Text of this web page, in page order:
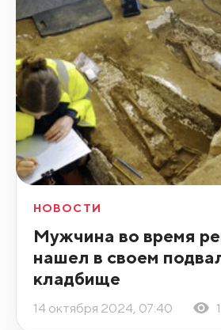
НОВОСТИ
Мужчина во время
нашел в своем
кладбище
14 октября 2024, 07:40